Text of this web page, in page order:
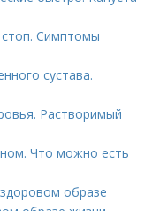
стоп. Симптомы
сустава.
Растворимый
Что можно есть
образе